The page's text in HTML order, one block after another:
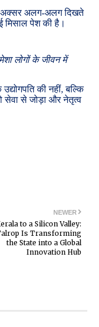
अक्सर अलग-अलग दिखते
मिसाल पेश की है।
लोगों के जीवन में
की नहीं, बल्कि
सेवा से जोड़ा और नेतृत्व
NEWER
to a Silicon Valley:
Is Transforming
the State into a Global
Innovation Hub